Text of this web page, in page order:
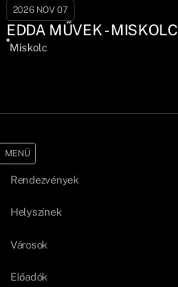
2026 NOV 07
EDDA MŰVEK - MISKOLC
Miskolc
MENÜ
Rendezvények
Helyszínek
Városok
Előadók